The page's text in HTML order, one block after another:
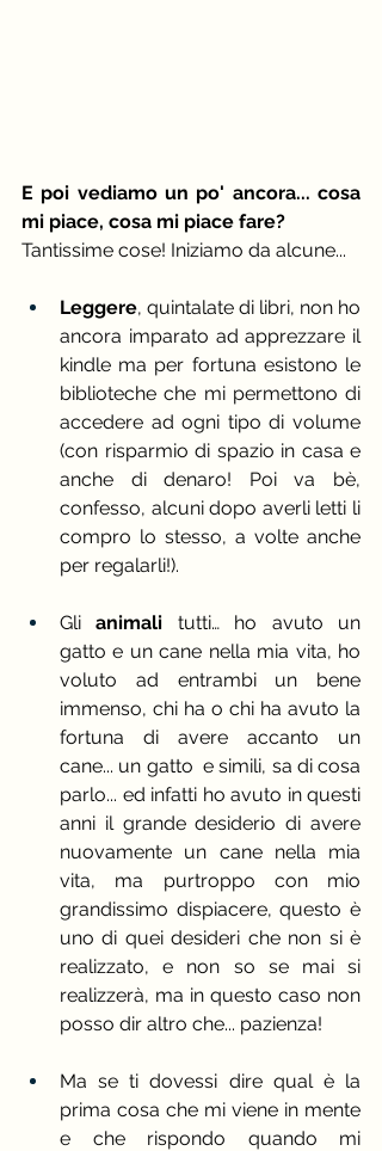
E poi vediamo un po' ancora... cosa
mi piace, cosa mi piace fare?
Tantissime cose! Iniziamo da alcune...
Leggere, quintalate di libri, non ho
ancora imparato ad apprezzare il
kindle ma per fortuna esistono le
biblioteche che mi permettono di
accedere ad ogni tipo di volume
(con risparmio di spazio in casa e
anche di denaro! Poi va bè,
confesso, alcuni dopo averli letti li
compro lo stesso, a volte anche
per regalarli!).
Gli animali tutti… ho avuto un
gatto e un cane nella mia vita, ho
voluto ad entrambi un bene
immenso, chi ha o chi ha avuto la
fortuna di avere accanto un
cane... un gatto  e simili, sa di cosa
parlo... ed infatti ho avuto in questi
anni il grande desiderio di avere
nuovamente un cane nella mia
vita, ma purtroppo con mio
grandissimo dispiacere, questo è
uno di quei desideri che non si è
realizzato, e non so se mai si
realizzerà, ma in questo caso non
posso dir altro che... pazienza!
Ma se ti dovessi dire qual è la
prima cosa che mi viene in mente
e che rispondo quando mi